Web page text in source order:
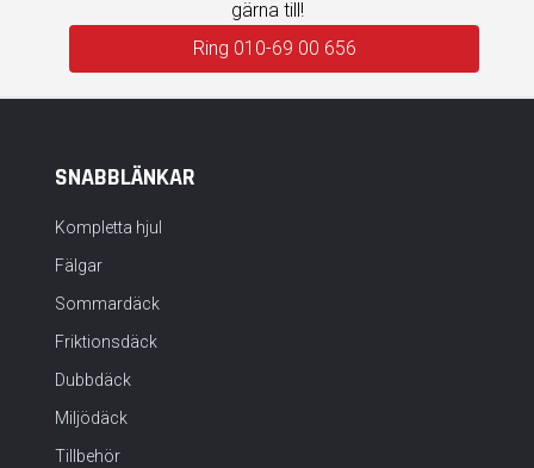
gärna till!
Ring 010-69 00 656
SNABBLÄNKAR
Kompletta hjul
Fälgar
Sommardäck
Friktionsdäck
Dubbdäck
Miljödäck
Tillbehör